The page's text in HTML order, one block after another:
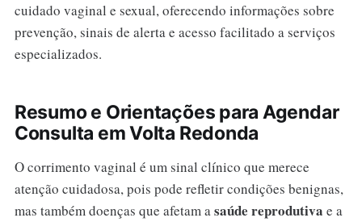
cuidado vaginal e sexual, oferecendo informações sobre
prevenção, sinais de alerta e acesso facilitado a serviços
especializados.
Resumo e Orientações para Agendar
Consulta em Volta Redonda
O corrimento vaginal é um sinal clínico que merece
atenção cuidadosa, pois pode refletir condições benignas,
mas também doenças que afetam asaúde reprodutiva e a